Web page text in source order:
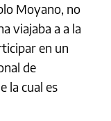
Moyano, no
viajaba a a la
en un
de
la cual es